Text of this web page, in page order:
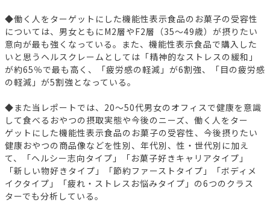
◆働く人をターゲットにした機能性表示食品のお菓子の受容性
については、男女ともにM2層やF2層（35～49歳）が摂りたい
意向が最も強くなっている。また、機能性表示食品で購入した
いと思うヘルスクレームとしては「精神的なストレスの緩和」
が約65％で最も高く、「疲労感の軽減」が6割強、「目の疲労感
の軽減」が5割強となっている。
◆また当レポートでは、20～50代男女のオフィスで健康を意識
して食べるおやつの摂取実態や今後のニーズ、働く人をター
ゲットにした機能性表示食品のお菓子の受容性、今後摂りたい
健康おやつの商品像などを性別、年代別、性・世代別に加え
て、「ヘルシー志向タイプ」「お菓子好きキャリアタイプ」
「新しい物好きタイプ」「節約ファーストタイプ」「ボディメ
イクタイプ」「疲れ・ストレスお悩みタイプ」の6つのクラス
ターでも分析している。